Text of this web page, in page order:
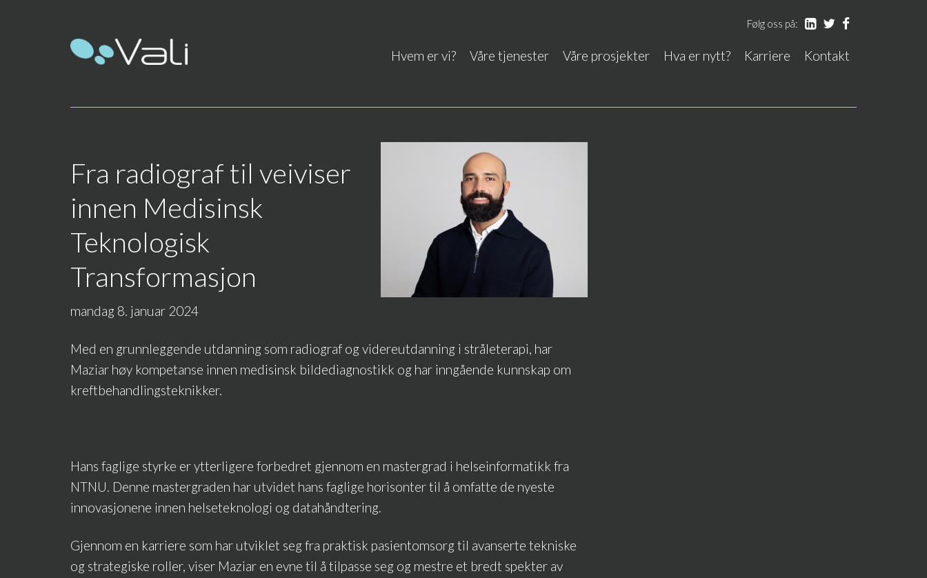
Følg oss på: LinkedIn
Twitter
Facebook
Hvem er vi? Våre tjenester Våre prosjekter Hva er nytt? Karriere Kontakt
Fra radiograf til veiviser
innen Medisinsk
Teknologisk
Transformasjon
mandag 8. januar 2024
Med en grunnleggende utdanning som radiograf og videreutdanning i stråleterapi, har
Maziar høy kompetanse innen medisinsk bildediagnostikk og har inngående kunnskap om
kreftbehandlingsteknikker.
Hans faglige styrke er ytterligere forbedret gjennom en mastergrad i helseinformatikk fra
NTNU. Denne mastergraden har utvidet hans faglige horisonter til å omfatte de nyeste
innovasjonene innen helseteknologi og datahåndtering.
Gjennom en karriere som har utviklet seg fra praktisk pasientomsorg til avanserte tekniske
og strategiske roller, viser Maziar en evne til å tilpasse seg og mestre et bredt spekter av